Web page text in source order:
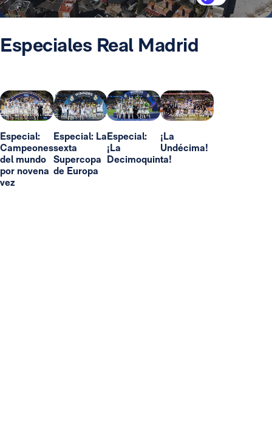
Especiales Real Madrid
Especial:
Campeones
del mundo
por novena
vez
Especial: La
sexta
Supercopa
de Europa
Especial:
¡La
Decimoquinta!
¡La
Undécima!